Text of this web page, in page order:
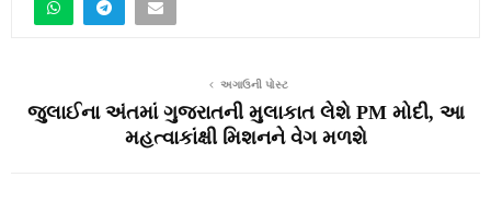
અગાઉની પોસ્ટ
જુલાઈના અંતમાં ગુજરાતની મુલાકાત લેશે PM મોદી, આ
મહત્વાકાંક્ષી મિશનને વેગ મળશે